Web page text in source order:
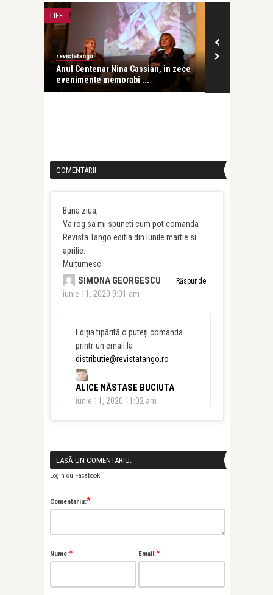
Anul Centenar Nina Cassian, în zece
evenimente memorabi ...
LIFE
revistatango
Numeroase personalități
române au omagia ...
COMENTARII
Buna ziua,
Va rog sa mi spuneti cum pot comanda
Revista Tango editia din lunile martie si
aprilie.
Multumesc
SIMONA GEORGESCU
iunie 11, 2020 9:01 am
Răspunde
Ediția tipărită o puteți comanda
printr-un email la
distributie@revistatango.ro
ALICE NĂSTASE BUCIUTA
iunie 11, 2020 11:02 am
LASĂ UN COMENTARIU:
Login cu Facebook
Comentariu:*
Nume:* Email:*